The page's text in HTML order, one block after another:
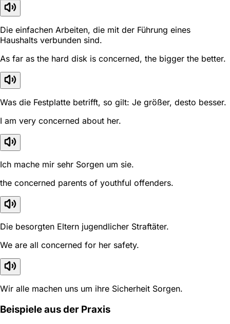
Die einfachen Arbeiten, die mit der Führung eines
Haushalts verbunden sind.
As far as the hard disk is concerned, the bigger the better.
Was die Festplatte betrifft, so gilt: Je größer, desto besser.
I am very concerned about her.
Ich mache mir sehr Sorgen um sie.
the concerned parents of youthful offenders.
Die besorgten Eltern jugendlicher Straftäter.
We are all concerned for her safety.
Wir alle machen uns um ihre Sicherheit Sorgen.
Beispiele aus der Praxis